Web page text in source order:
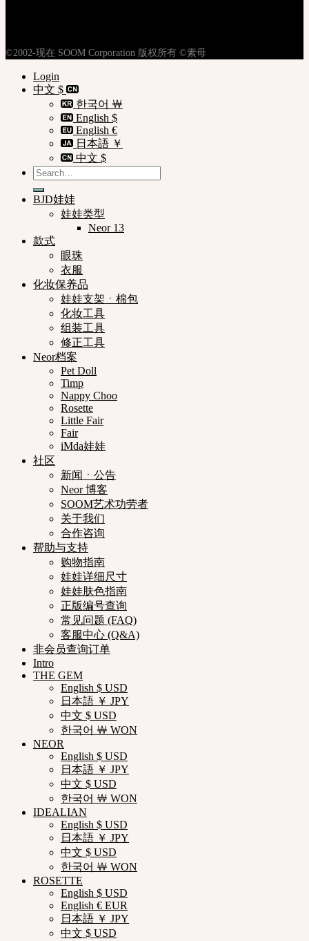
©2002-现在 SOOM Corporation 版权所有 ©素母
Login
中文 $
한국어 ￦
English $
English €
日本語 ￥
中文 $
Search
for:
BJD娃娃
娃娃类型
Neor 13
款式
眼珠
衣服
化妆保养品
娃娃支架ㆍ棉包
化妆工具
组装工具
修正工具
Neor档案
Pet Doll
Timp
Nappy Choo
Rosette
Little Fair
Fair
iMda娃娃
社区
新闻ㆍ公告
Neor 博客
SOOM艺术功劳者
关于我们
合作咨询
帮助与支持
购物指南
娃娃详细尺寸
娃娃肤色指南
正版编号查询
常见问题 (FAQ)
客服中心 (Q&A)
非会员查询订单
Intro
THE GEM
English $ USD
日本語 ￥ JPY
中文 $ USD
한국어 ￦ WON
NEOR
English $ USD
日本語 ￥ JPY
中文 $ USD
한국어 ￦ WON
IDEALIAN
English $ USD
日本語 ￥ JPY
中文 $ USD
한국어 ￦ WON
ROSETTE
English $ USD
English € EUR
日本語 ￥ JPY
中文 $ USD